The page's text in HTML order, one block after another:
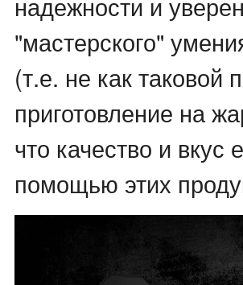
"мастерского"
(т.е. не как таковой
приготовление на
что качество и вкус
помощью этих